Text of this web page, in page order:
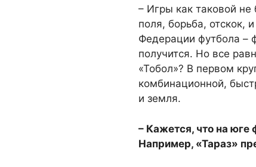
– Игры как таковой
поля, борьба, отскок,
Федерации футбола –
получится. Но все
«Тобол»? В первом
комбинационной,
и земля.
– Кажется, что на юге
Например, «Тараз»